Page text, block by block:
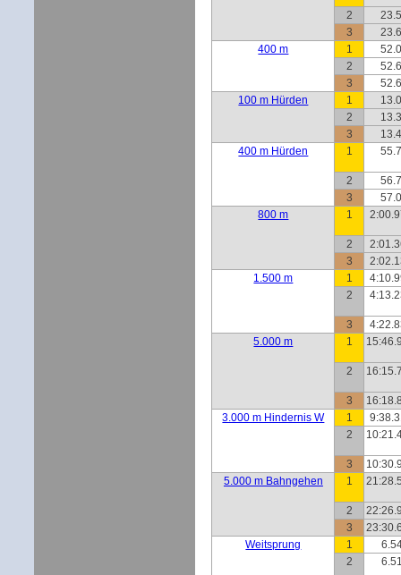
2
3
400 m
1
2
3
100 m Hürden
1
2
3
400 m Hürden
1
2
3
800 m
1
2
3
1.500 m
1
2
3
5.000 m
1
2
3
3.000 m Hindernis W
1
2
3
5.000 m Bahngehen
1
2
3
Weitsprung
1
2